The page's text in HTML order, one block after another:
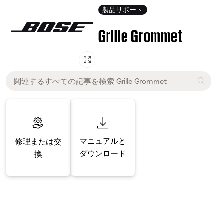
製品サポート
Grille Grommet
修理または交
換
マニュアルと
ダウンロード